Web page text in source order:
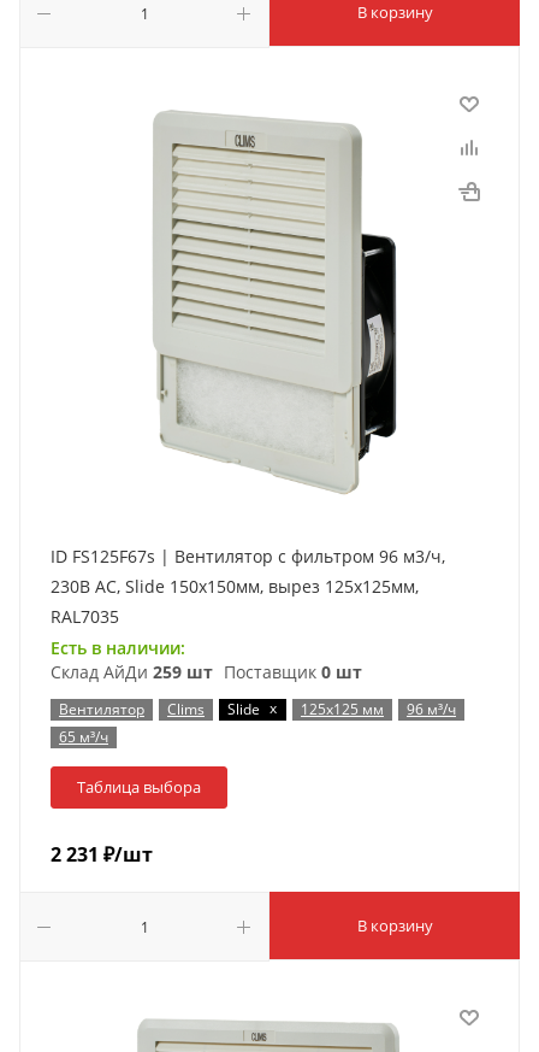
В корзину
ID FS125F67s | Вентилятор с фильтром 96 м3/ч,
230В AC, Slide 150х150мм, вырез 125x125мм,
RAL7035
Есть в наличии:
Склад АйДи 259 шт Поставщик 0 шт
Вентилятор Clims Slide x 125x125 мм
96 м³/ч
65 м³/ч
Таблица выбора
2 231 ₽/шт
В корзину